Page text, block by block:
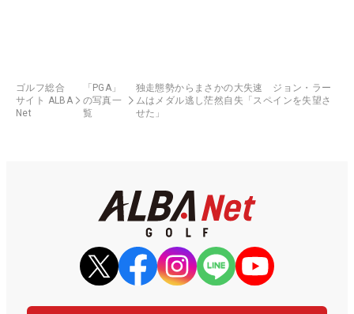
ゴルフ総合
サイト ALBA
Net
「PGA」
の写真一
覧
独走態勢からまさかの大失速 ジョン・ラー
ムはメダル逃し茫然自失「スペインを失望さ
せた」